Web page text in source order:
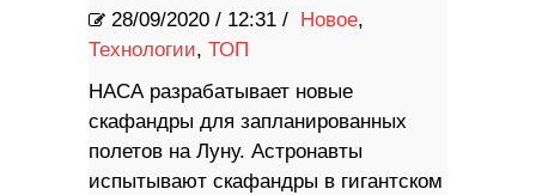
28/09/2020 / 12:31 / Новое,
Технологии, ТОП
НАСА разрабатывает новые
скафандры для запланированных
полетов на Луну. Астронавты
испытывают скафандры в гигантском